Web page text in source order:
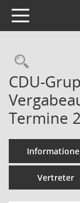
Toggle navigation
CDU-
Termine
Vertreter